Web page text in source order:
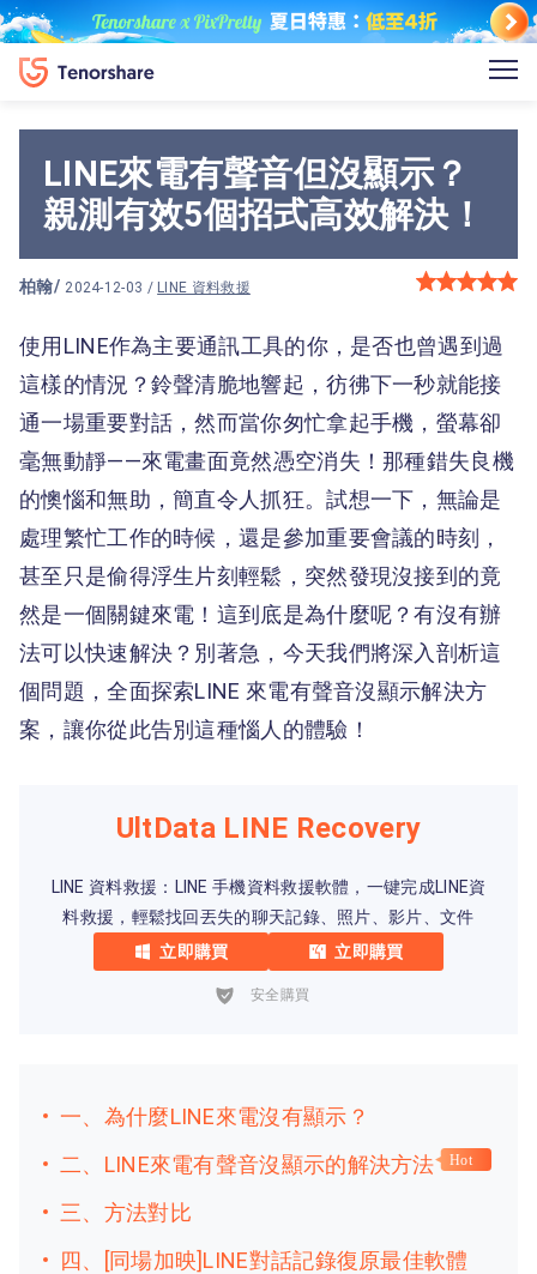
LINE來電有聲音但沒顯示？
親測有效5個招式高效解決！
柏翰/ 2024-12-03 / LINE 資料救援
使用LINE作為主要通訊工具的你，是否也曾遇到過
這樣的情況？鈴聲清脆地響起，彷彿下一秒就能接
通一場重要對話，然而當你匆忙拿起手機，螢幕卻
毫無動靜——來電畫面竟然憑空消失！那種錯失良機
的懊惱和無助，簡直令人抓狂。試想一下，無論是
處理繁忙工作的時候，還是參加重要會議的時刻，
甚至只是偷得浮生片刻輕鬆，突然發現沒接到的竟
然是一個關鍵來電！這到底是為什麼呢？有沒有辦
法可以快速解決？別著急，今天我們將深入剖析這
個問題，全面探索LINE 來電有聲音沒顯示解決方
案，讓你從此告別這種惱人的體驗！
UltData LINE Recovery
LINE 資料救援：LINE 手機資料救援軟體，一键完成LINE資
料救援，輕鬆找回丟失的聊天記錄、照片、影片、文件
立即購買
立即購買
安全購買
一、為什麼LINE來電沒有顯示？
二、LINE來電有聲音沒顯示的解決方法
Hot
三、方法對比
四、[同場加映]LINE對話記錄復原最佳軟體